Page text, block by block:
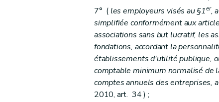
7° ( les employeurs visés au §1er,
simplifiée conformément aux
associations sans but lucratif, les
fondations, accordant la
établissements d'utilité publique,
comptable minimum normalisé
comptes annuels des entreprises,
2010, art. 34 ) ;